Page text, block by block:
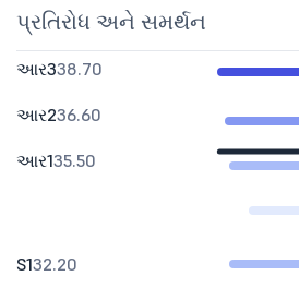
પ્રતિરોધ અને સમર્થન
આર338.70
આર236.60
આર135.50
S132.20